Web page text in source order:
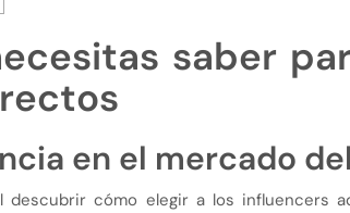
saber
en el mercado
cómo elegir a los influencers